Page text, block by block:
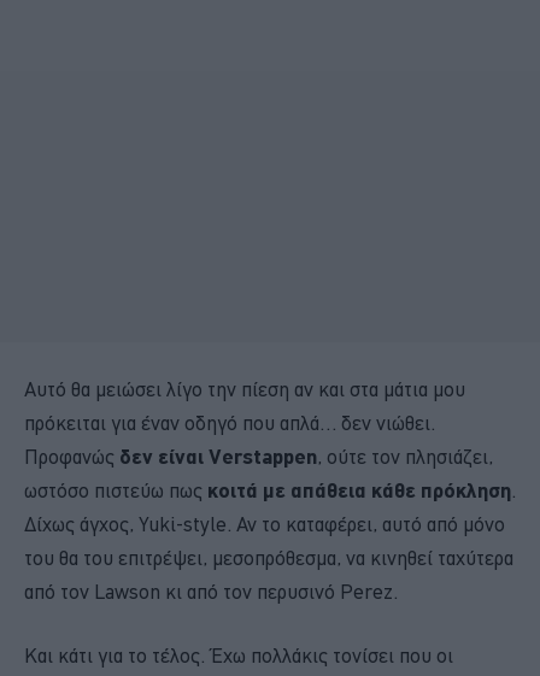
Αυτό θα μειώσει λίγο την πίεση αν και στα μάτια μου
πρόκειται για έναν οδηγό που απλά… δεν νιώθει.
Προφανώς δεν είναι Verstappen, ούτε τον πλησιάζει,
ωστόσο πιστεύω πως κοιτά με απάθεια κάθε πρόκληση.
Δίχως άγχος, Yuki-style. Αν το καταφέρει, αυτό από μόνο
του θα του επιτρέψει, μεσοπρόθεσμα, να κινηθεί ταχύτερα
από τον Lawson κι από τον περυσινό Perez.
Και κάτι για το τέλος. Έχω πολλάκις τονίσει που οι